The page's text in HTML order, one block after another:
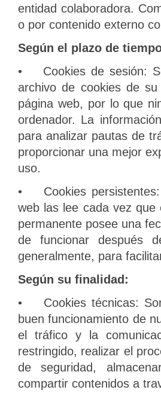
entidad colaboradora.
o por contenido externo
Según el plazo de
• Cookies de sesión:
archivo de cookies de
página web, por lo que
ordenador. La
para analizar pautas de
proporcionar una mejor
uso.
• Cookies persistentes:
web las lee cada vez que
permanente posee una
de funcionar después
generalmente, para
Según su finalidad:
• Cookies técnicas:
buen funcionamiento de
el tráfico y la
restringido, realizar el
de seguridad,
compartir contenidos a